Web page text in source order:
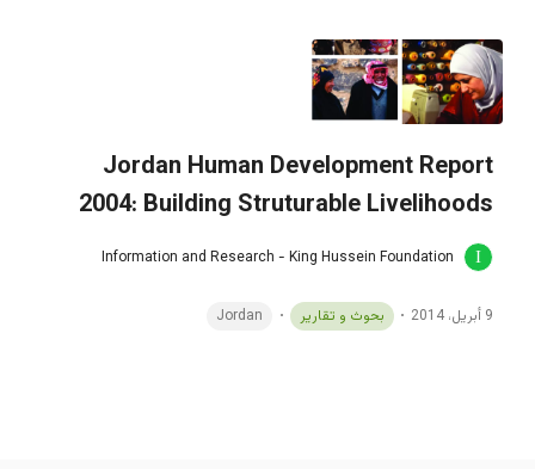
Jordan Human Development Report
2004: Building Struturable Livelihoods
Information and Research - King Hussein Foundation
9 أبريل، 2014 بحوث و تقارير Jordan